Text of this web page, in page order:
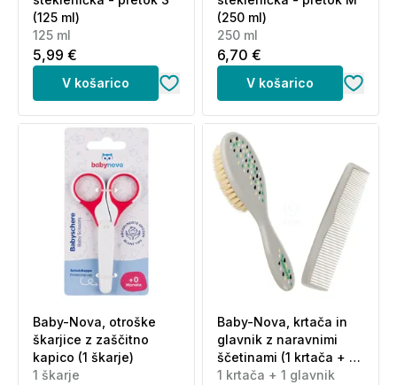
(125 ml)
125 ml
5,99 €
V košarico
(250 ml)
250 ml
6,70 €
V košarico
Baby-Nova, otroške
škarjice z zaščitno
kapico (1 škarje)
1 škarje
Baby-Nova, krtača in
glavnik z naravnimi
ščetinami (1 krtača + 1
glavnik)
1 krtača + 1 glavnik